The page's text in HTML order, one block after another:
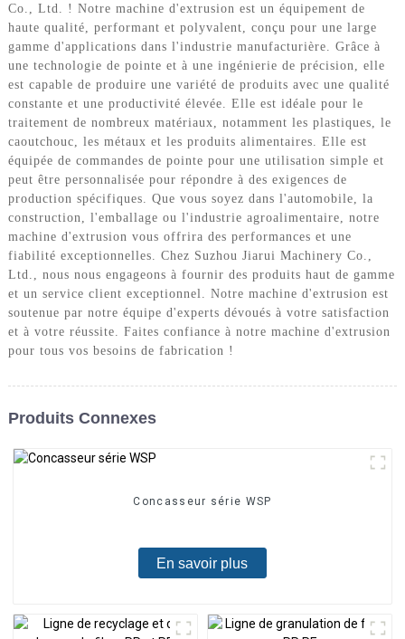
Co., Ltd. ! Notre machine d'extrusion est un équipement de
haute qualité, performant et polyvalent, conçu pour une large
gamme d'applications dans l'industrie manufacturière. Grâce à
une technologie de pointe et à une ingénierie de précision, elle
est capable de produire une variété de produits avec une qualité
constante et une productivité élevée. Elle est idéale pour le
traitement de nombreux matériaux, notamment les plastiques, le
caoutchouc, les métaux et les produits alimentaires. Elle est
équipée de commandes de pointe pour une utilisation simple et
peut être personnalisée pour répondre à des exigences de
production spécifiques. Que vous soyez dans l'automobile, la
construction, l'emballage ou l'industrie agroalimentaire, notre
machine d'extrusion vous offrira des performances et une
fiabilité exceptionnelles. Chez Suzhou Jiarui Machinery Co.,
Ltd., nous nous engageons à fournir des produits haut de gamme
et un service client exceptionnel. Notre machine d'extrusion est
soutenue par notre équipe d'experts dévoués à votre satisfaction
et à votre réussite. Faites confiance à notre machine d'extrusion
pour tous vos besoins de fabrication !
Produits Connexes
Concasseur série WSP
En savoir plus